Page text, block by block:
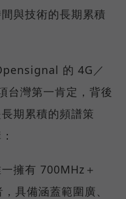
與技術的長期累積
的 4G／
台灣第一肯定，背後
期累積的頻譜策
擁有 700MHz＋
具備涵蓋範圍廣、